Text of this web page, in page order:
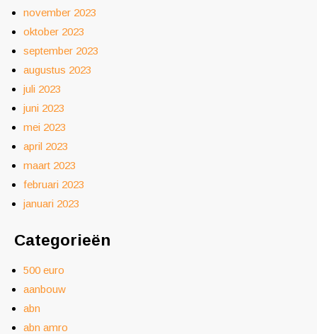
november 2023
oktober 2023
september 2023
augustus 2023
juli 2023
juni 2023
mei 2023
april 2023
maart 2023
februari 2023
januari 2023
Categorieën
500 euro
aanbouw
abn
abn amro